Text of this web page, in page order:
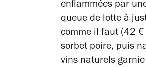
enflammées par
queue de lotte à
comme il faut (42 €
sorbet poire, puis
vins naturels